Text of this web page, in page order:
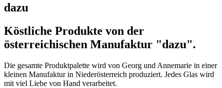
dazu
Köstliche Produkte von der
österreichischen Manufaktur "dazu".
Die gesamte Produktpalette wird von Georg und Annemarie in einer
kleinen Manufaktur in Niederösterreich produziert. Jedes Glas wird
mit viel Liebe von Hand verarbeitet.